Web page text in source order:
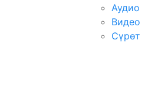
Аудио
Видео
Сүрөт